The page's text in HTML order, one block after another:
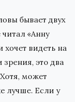
бывает двух
«Анну
хочет видеть на
зрения, это два
может
лучше. Если у